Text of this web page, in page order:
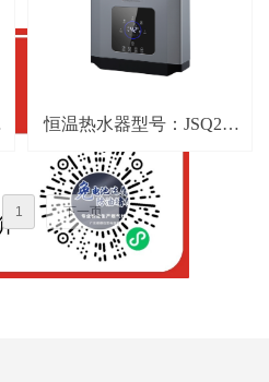
恒温热水器型号：JSQ24-
T55
1 下一页